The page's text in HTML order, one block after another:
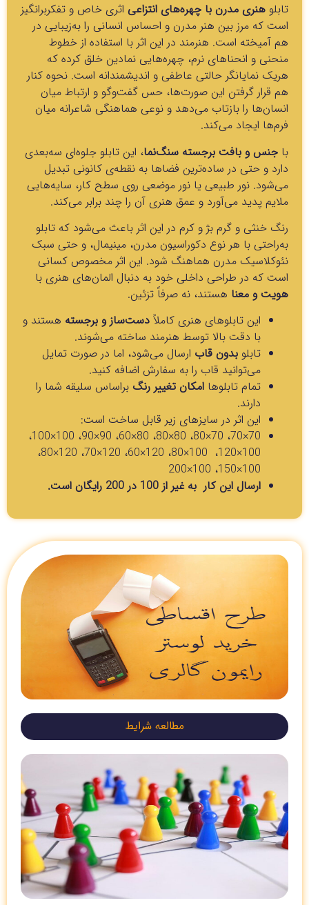
تابلو هنری مدرن با چهره‌های انتزاعی اثری خاص و تفکربرانگیز
است که مرز بین هنر مدرن و احساس انسانی را به‌زیبایی در
هم آمیخته است. هنرمند در این اثر با استفاده از خطوط
منحنی و انحناهای نرم، چهره‌هایی نمادین خلق کرده که
هریک نمایانگر حالتی عاطفی و اندیشمندانه است. نحوه کنار
هم قرار گرفتن این صورت‌ها، حس گفت‌وگو و ارتباط میان
انسان‌ها را بازتاب می‌دهد و نوعی هماهنگی شاعرانه میان
فرم‌ها ایجاد می‌کند.
با جنس و بافت برجسته سنگ‌نما، این تابلو جلوه‌ای سه‌بعدی
دارد و حتی در ساده‌ترین فضاها به نقطه‌ی کانونی تبدیل
می‌شود. نور طبیعی یا نور موضعی روی سطح کار، سایه‌هایی
ملایم پدید می‌آورد و عمق هنری آن را چند برابر می‌کند.
رنگ خنثی و گرم بژ و کرم در این اثر باعث می‌شود که تابلو
به‌راحتی با هر نوع دکوراسیون مدرن، مینیمال، و حتی سبک
نئوکلاسیک مدرن هماهنگ شود. این اثر مخصوص کسانی
است که در طراحی داخلی خود به دنبال المان‌های هنری با
هویت و معنا هستند، نه صرفاً تزئین.
این تابلوهای هنری کاملاً دست‌ساز و برجسته هستند و
با دقت بالا توسط هنرمند ساخته می‌شوند.
تابلو بدون قاب ارسال می‌شود، اما در صورت تمایل
می‌توانید قاب را به سفارش اضافه کنید.
تمام تابلوها امکان تغییر رنگ براساس سلیقه شما را
دارند.
این اثر در سایزهای زیر قابل ساخت است:
70×70، 70×80، 80×80، 80×60، 90×90، 100×100،
100×120، 100×80، 120×60، 120×70، 120×80،
100×150، 100×200
ارسال این کار به غیر از 100 در 200 رایگان است.
مطالعه شرایط